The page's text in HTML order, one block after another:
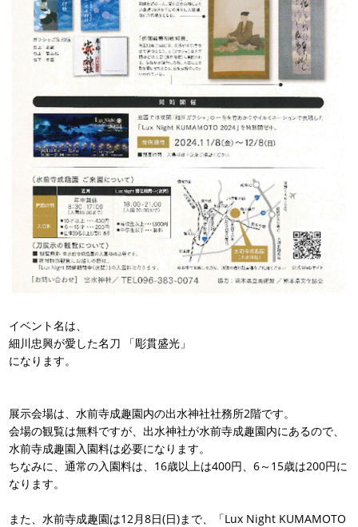
イベント名は、
細川忠興が愛した名刀 「彫貫盛光」
になります。
展示会場は、水前寺成趣園内の出水神社社務所2階です。
会場の観覧は無料ですが、出水神社が水前寺成趣園内にあるので、
水前寺成趣園入園料は必要になります。
ちなみに、通常の入園料は、16歳以上は400円、6～15歳は200円に
なります。
また、水前寺成趣園は12月8日(日)まで、「Lux Night KUMAMOTO